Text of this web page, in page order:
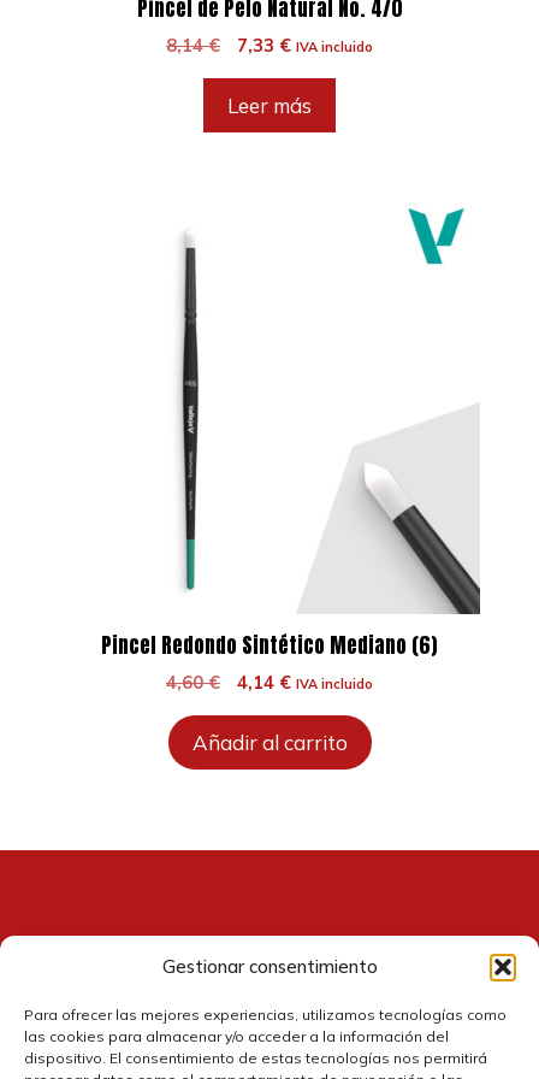
Gestionar consentimiento
Para ofrecer las mejores experiencias, utilizamos tecnologías como
las cookies para almacenar y/o acceder a la información del
dispositivo. El consentimiento de estas tecnologías nos permitirá
Pincel de Pelo Natural No. 4/0
8,14€
El
original
era:
7,33 €El
actual
es:
IVA incluido
Leer más
Pincel Redondo Sintético Mediano (6)
4,60€
El
original
era:
4,14 €El
actual
es:
IVA incluido
Añadir al carrito
Contacto